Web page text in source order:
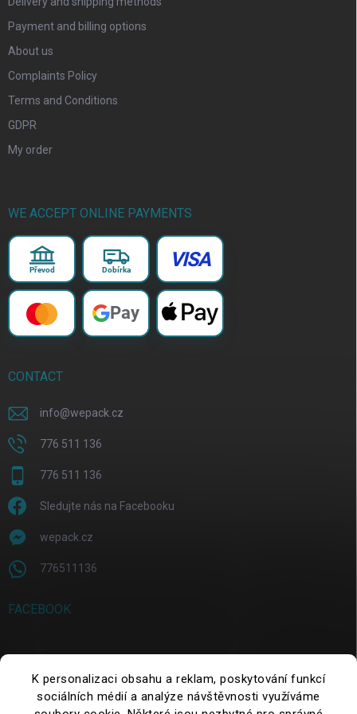
K personalizaci obsahu a reklam, poskytování funkcí
sociálních médií a analýze návštěvnosti využíváme
Payment and billing options
About us
Complaints Policy
Terms and Conditions
GDPR
My order
WE ACCEPT ONLINE PAYMENTS
Převod Dobírka VISA
Pay
CONTACT
info@wepack.cz
776 511 136
776 511 136
Sledujte nás na Facebooku
wepack.cz
776511136
FACEBOOK
SEARCH